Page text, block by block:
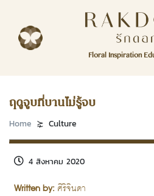
RakDok (รักดอก)
Floral Inspiration
RakDok
Menu
MAGAZINE
EDUTAINMENT
RAKDOK
ฤดูจูบที่บานไม่รู้จบ
Home Culture
Written by: ศิริจินดา
4 สิงหาคม 2020